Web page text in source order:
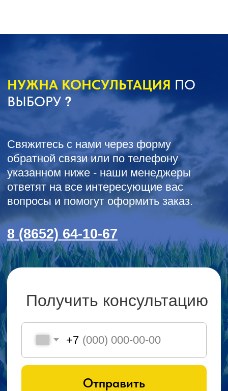
СЕЛЬХОЗТЕХНИКА ОТ
ПРИЦЕПЫ И
СМЕШИВАТЕЛИ
КАТКИ
ОПРЫСКИВАТЕЛИ
ПЛУГИ БОРОНЫ
О КАВКАЗ АГРОЙ СТРОЙ
ТЕХНИКЕ
Компания КАСТ основана 21 декабря 2011